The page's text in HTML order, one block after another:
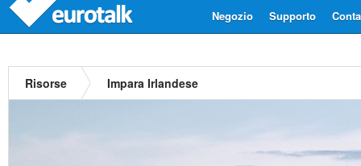
Supporto
Negozio
Risorse Impara Irlandese